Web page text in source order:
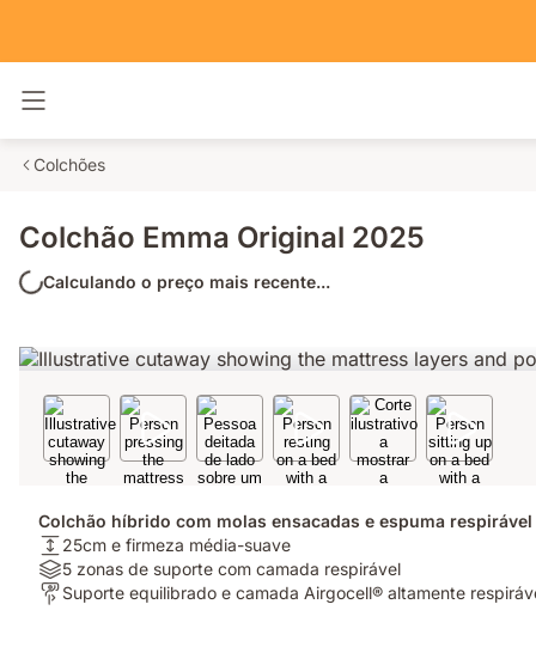
Colchões
Colchão Emma Original 2025
Calculando o preço mais recente...
Colchão híbrido com molas ensacadas e espuma
Altura:
25cm
e
25cm e firmeza média-suave
Materiais:
5
5 zonas de suporte com camada respirável
ParaSuporte equilibrado e camada Airgocell® altamente